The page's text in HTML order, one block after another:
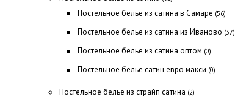
Постельное белье из сатина в Самаре (56)
Постельное белье из сатина из Иваново (37)
Постельное белье из сатина оптом (0)
Постельное белье сатин евро макси (0)
Постельное белье из страйп сатина (2)